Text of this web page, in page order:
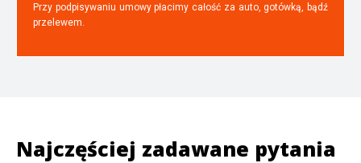
Przy podpisywaniu umowy płacimy całość za auto, gotówką, bądź
przelewem.
Najczęściej zadawane pytania